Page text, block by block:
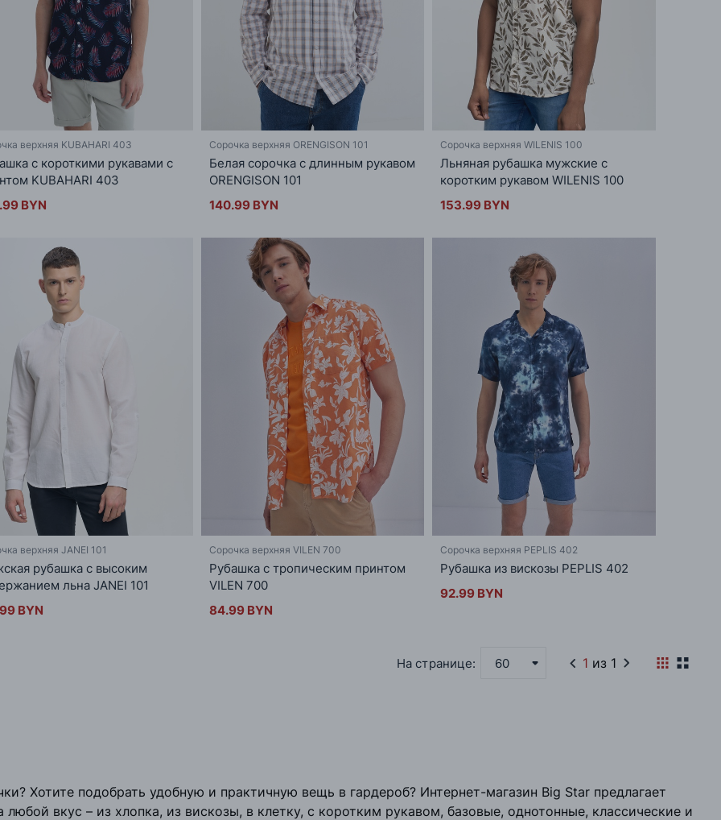
верхняя KUBAHARI 403
с короткими рукавами с
KUBAHARI 403
BYN
Сорочка верхняя ORENGISON 101
Белая сорочка с длинным рукавом
ORENGISON 101
140.99 BYN
Сорочка верхняя WILENIS 100
Льняная рубашка мужские с
коротким рукавом WILENIS 100
153.99 BYN
верхняя JANEI 101
рубашка с высоким
льна JANEI 101
BYN
Сорочка верхняя VILEN 700
Рубашка с тропическим принтом
VILEN 700
84.99 BYN
Сорочка верхняя PEPLIS 402
Рубашка из вискозы PEPLIS 402
92.99 BYN
На странице: 60 1 из 1
Хотите подобрать удобную и практичную вещь в гардероб? Интернет-магазин Big Star предлагает
вкус – из хлопка, из вискозы, в клетку, с коротким рукавом, базовые, однотонные, классические и